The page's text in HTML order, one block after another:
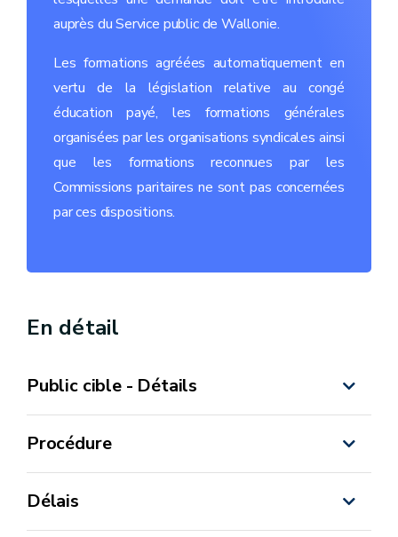
auprès du Service public de Wallonie.
Les formations agréées automatiquement en
vertu de la législation relative au congé
éducation payé, les formations générales
organisées par les organisations syndicales ainsi
que les formations reconnues par les
Commissions paritaires ne sont pas concernées
par ces dispositions.
En détail
Public cible - Détails
Procédure
Délais